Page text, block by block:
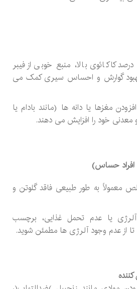
کاکائوی بالا، منبع خوبی از فیبر
گوارش و احساس سیری کمک می
مغزها یا دانه ها (مانند بادام یا
معدنی خود را افزایش می دهند.
افراد حساس)
معمولاً به طور طبیعی فاقد گلوتن و
آلرژی یا عدم تحمل غذایی، برچسب
از عدم وجود آلرژی ها مطمئن شوید.